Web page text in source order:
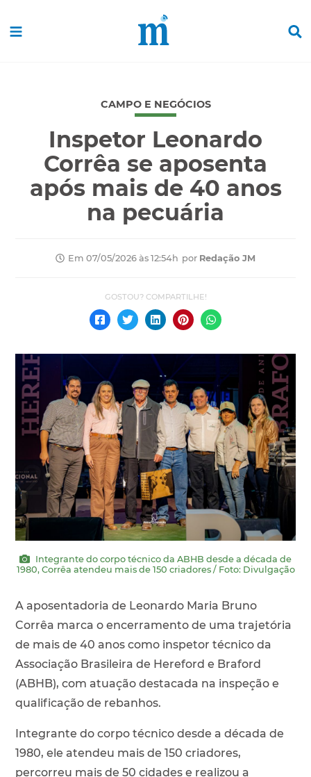
CAMPO E NEGÓCIOS
Inspetor Leonardo
Corrêa se aposenta
após mais de 40 anos
na pecuária
Em 07/05/2026 às 12:54h por Redação JM
Integrante do corpo técnico da ABHB desde a década de
1980, Corrêa atendeu mais de 150 criadores / Foto: Divulgação
A aposentadoria de Leonardo Maria Bruno
Corrêa marca o encerramento de uma trajetória
de mais de 40 anos como inspetor técnico da
Associação Brasileira de Hereford e Braford
(ABHB), com atuação destacada na inspeção e
qualificação de rebanhos.
Integrante do corpo técnico desde a década de
1980, ele atendeu mais de 150 criadores,
percorreu mais de 50 cidades e realizou a